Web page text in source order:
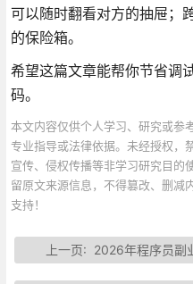
可以随时翻看对方的抽屉；
的保险箱。
希望这篇文章能帮你节省调
码。
本文内容仅供个人学习、研究或参
专业指导或法律依据。未经授权，
宣传、侵权传播等非学习研究目的
留原文来源信息，不得篡改、删减
支持！
上一页: 2026年程序员副